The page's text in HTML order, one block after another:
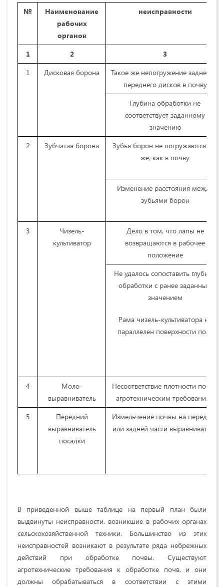
№
Наименование
рабочих
органов
неисправности
1 2
3
1
Дисковая борона
Такое же непогружение заднего и
переднего дисков в почву
Глубина обработки не
соответствует заданному
значению
2
Зубчатая борона
Зубья борон не погружаются так
же, как в почву
Изменение расстояния между
зубьями борон
3
Чизель-
культиватор
Дело в том, что лапы не
возвращаются в рабочее
положение
Не удалось сопоставить глубину
обработки с ранее заданным
значением
Рама чизель-культиватора не
параллелен поверхности поля
4
Моло-
выравниватель
Несоответствие плотности почвы
агротехническим требованиям
5
Передний
выравниватель
посадки
Измельчение почвы на передней
или задней части выравнивателя
В приведенной выше таблице на первый план были
выдвинуты неисправности, возникшие в рабочих органах
сельскохозяйственной техники. Большинство из этих
неисправностей возникают в результате ряда небрежных
действий при обработке почвы. Существуют
агротехнические требования к обработке почв, и они
должны обрабатываться в соответствии с этими